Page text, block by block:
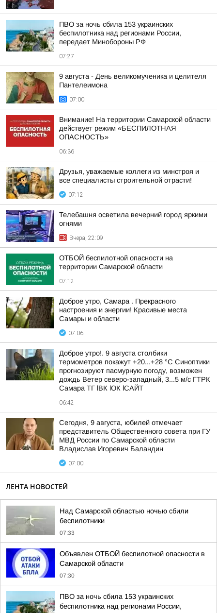
ПВО за ночь сбила 153 украинских
беспилотника над регионами России,
передает Минобороны РФ
07:27
9 августа - День великомученика и целителя
Пантелеимона
07:00
Внимание! На территории Самарской области
действует режим «БЕСПИЛОТНАЯ
ОПАСНОСТЬ»
06:36
Друзья, уважаемые коллеги из минстроя и
все специалисты строительной отрасти!
07:12
Телебашня осветила вечерний город яркими
огнями
Вчера, 22:09
ОТБОЙ беспилотной опасности на
территории Самарской области
07:12
Доброе утро, Самара . Прекрасного
настроения и энергии! Красивые места
Самары и области
07:06
Доброе утро!. 9 августа столбики
термометров покажут +20...+28 °C Синоптики
прогнозируют пасмурную погоду, возможен
дождь Ветер северо-западный, 3...5 м/с ГТРК
Самара ТГ lВК lОК lСАЙТ
06:42
Сегодня, 9 августа, юбилей отмечает
представитель Общественного совета при ГУ
МВД России по Самарской области
Владислав Игоревич Баландин
07:00
ЛЕНТА НОВОСТЕЙ
Над Самарской областью ночью сбили
беспилотники
07:33
Объявлен ОТБОЙ беспилотной опасности в
Самарской области
07:30
ПВО за ночь сбила 153 украинских
беспилотника над регионами России,